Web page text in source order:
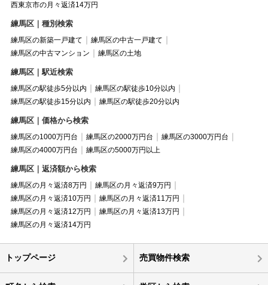
西東京市の月々返済14万円
練馬区｜種別検索
練馬区の新築一戸建て
練馬区の中古一戸建て
練馬区の中古マンション
練馬区の土地
練馬区｜駅近検索
練馬区の駅徒歩5分以内
練馬区の駅徒歩10分以内
練馬区の駅徒歩15分以内
練馬区の駅徒歩20分以内
練馬区｜価格から検索
練馬区の1000万円台 練馬区の2000万円台
練馬区の3000万円台
練馬区の4000万円台
練馬区の5000万円以上
練馬区｜返済額から検索
練馬区の月々返済8万円
練馬区の月々返済9万円
練馬区の月々返済10万円
練馬区の月々返済11万円
練馬区の月々返済12万円
練馬区の月々返済13万円
練馬区の月々返済14万円
トップページ 売買物件検索